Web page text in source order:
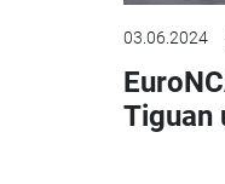
03.06.2024
Tiguan